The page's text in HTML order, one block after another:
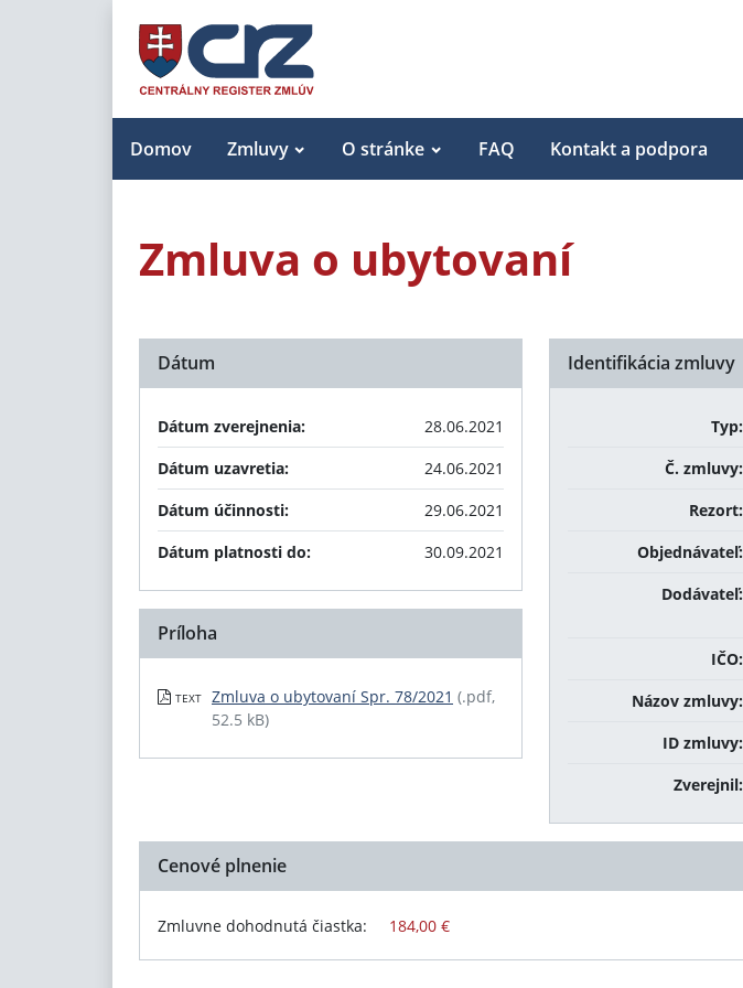
Domov Zmluvy O stránke FAQ Kontakt a podpora
Zmluva o ubytovaní
Identifikácia zmluvy
Typ:
Č. zmluvy:
Rezort:
Objednávateľ:
Dodávateľ:
IČO:
Názov zmluvy:
ID zmluvy:
Zverejnil:
Dátum
Dátum zverejnenia:
28.06.2021
Dátum uzavretia:
24.06.2021
Dátum účinnosti:
29.06.2021
Dátum platnosti do:
30.09.2021
Príloha
TEXT Zmluva o ubytovaní Spr. 78/2021 (.pdf,
52.5 kB)
Cenové plnenie
Zmluvne dohodnutá čiastka: 184,00 €